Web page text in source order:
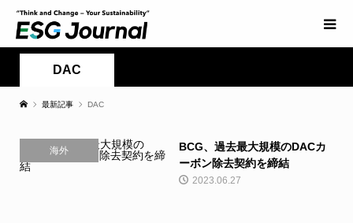
DAC
最新記事 DAC
海外
BCG、過去最大規模のDACカ
ーボン除去契約を締結
2023.06.27